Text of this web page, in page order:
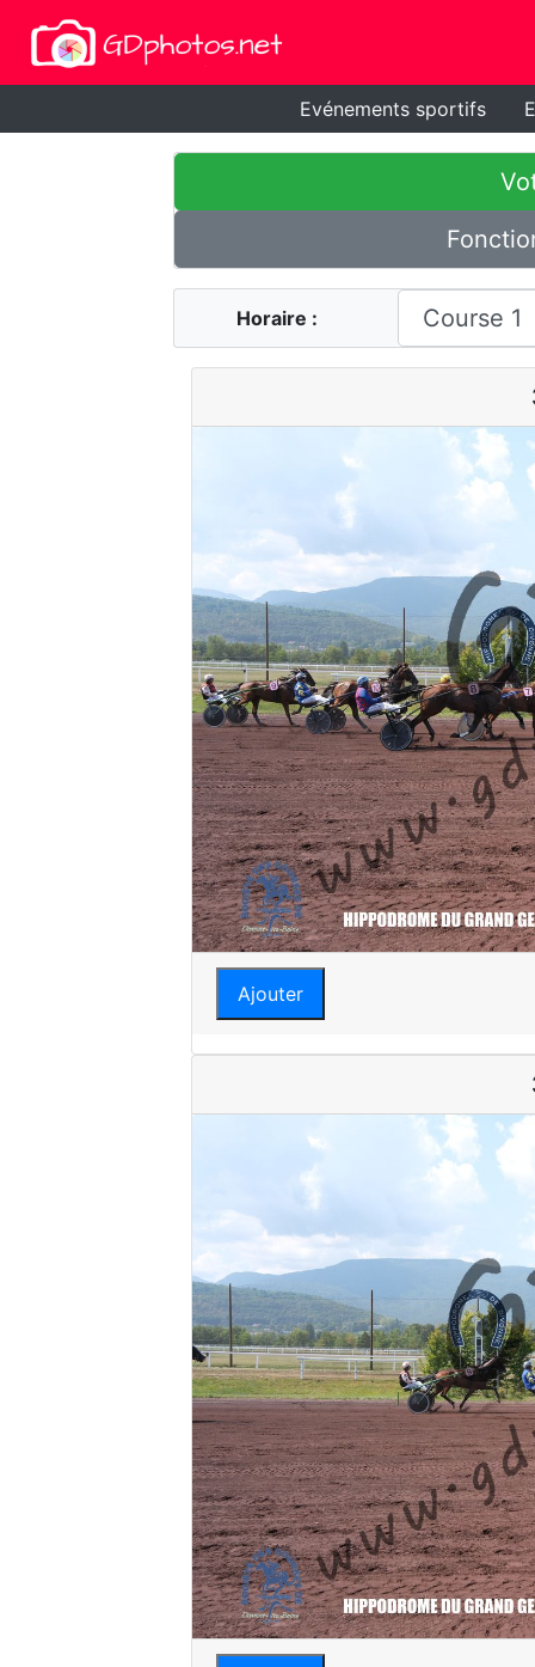
Evénements sportifs
Horaire :
Ajouter